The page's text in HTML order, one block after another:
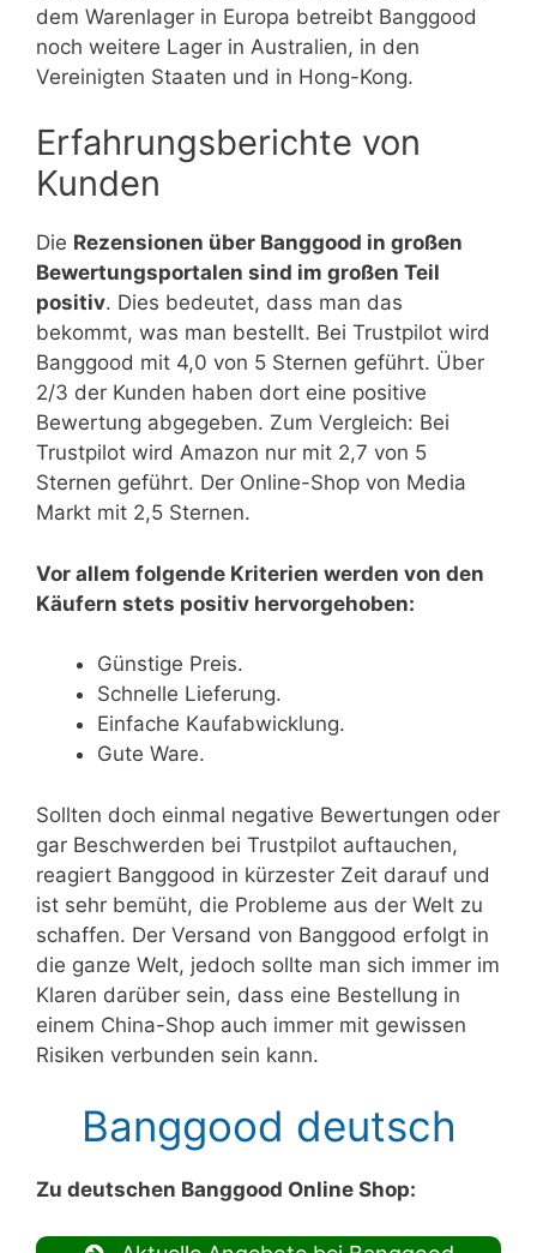
dem Warenlager in Europa betreibt Banggood
noch weitere Lager in Australien, in den
Vereinigten Staaten und in Hong-Kong.
Erfahrungsberichte von
Kunden
Die Rezensionen über Banggood in großen
Bewertungsportalen sind im großen Teil
positiv. Dies bedeutet, dass man das
bekommt, was man bestellt. Bei Trustpilot wird
Banggood mit 4,0 von 5 Sternen geführt. Über
2/3 der Kunden haben dort eine positive
Bewertung abgegeben. Zum Vergleich: Bei
Trustpilot wird Amazon nur mit 2,7 von 5
Sternen geführt. Der Online-Shop von Media
Markt mit 2,5 Sternen.
Vor allem folgende Kriterien werden von den
Käufern stets positiv hervorgehoben:
Günstige Preis.
Schnelle Lieferung.
Einfache Kaufabwicklung.
Gute Ware.
Sollten doch einmal negative Bewertungen oder
gar Beschwerden bei Trustpilot auftauchen,
reagiert Banggood in kürzester Zeit darauf und
ist sehr bemüht, die Probleme aus der Welt zu
schaffen. Der Versand von Banggood erfolgt in
die ganze Welt, jedoch sollte man sich immer im
Klaren darüber sein, dass eine Bestellung in
einem China-Shop auch immer mit gewissen
Risiken verbunden sein kann.
Banggood deutsch
Zu deutschen Banggood Online Shop: